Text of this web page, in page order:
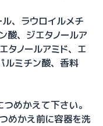
ル、ラウロイルメチ
酸、ジエタノールア
タノールアミド、エ
ルミチン酸、香料
めかえて下さい。
めかえ前に容器を洗